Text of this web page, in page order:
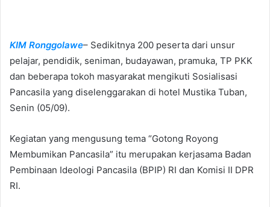
KIM Ronggolawe– Sedikitnya 200 peserta dari unsur
pelajar, pendidik, seniman, budayawan, pramuka, TP PKK
dan beberapa tokoh masyarakat mengikuti Sosialisasi
Pancasila yang diselenggarakan di hotel Mustika Tuban,
Senin (05/09).
Kegiatan yang mengusung tema “Gotong Royong
Membumikan Pancasila” itu merupakan kerjasama Badan
Pembinaan Ideologi Pancasila (BPIP) RI dan Komisi II DPR
RI.